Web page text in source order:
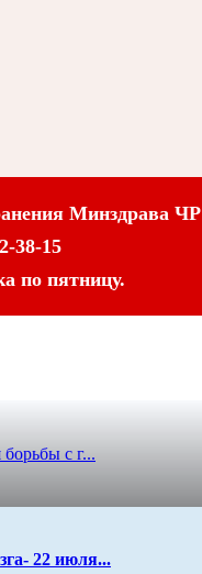
Минздрава ЧР
38-15
по пятницу.
с г...
22 июля...